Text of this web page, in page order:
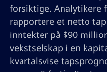
forsiktige. Analytikere
rapportere et netto
inntekter på $90
vekstselskap i en
kvartalsvise